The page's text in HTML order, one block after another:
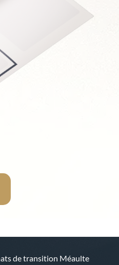
recherchées :
la négociation et assertivité
et orientation coûts
et long terme
à travailler en transversal
de transition Méaulte